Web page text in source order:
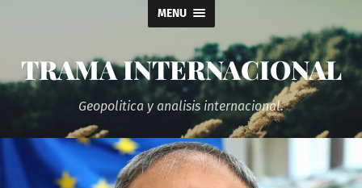
MENU
TRAMA INTERNACIONAL
Geopolitica y analisis internacional.